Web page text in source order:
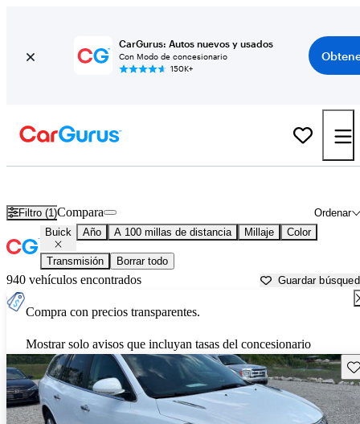
CarGurus: Autos nuevos y usados
Con Modo de concesionario
150K+
Filtro (1) Ordenar
Compara
Buick Año A 100 millas de distancia Millaje Color
Transmisión Borrar todo
940 vehículos encontrados Guardar
Compra con precios transparentes.
Mostrar solo avisos que incluyan tasas del concesionario